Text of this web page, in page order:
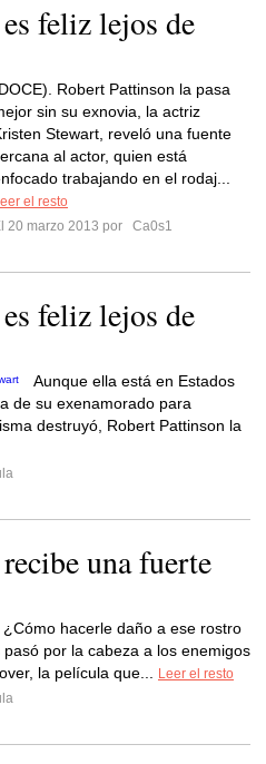
feliz lejos de
Robert Pattinson la pasa
sin su exnovia, la actriz
Stewart, reveló una fuente
al actor, quien está
trabajando en el rodaj...
el resto
20 marzo 2013 por
Ca0s1
feliz lejos de
Aunque ella está en Estados
de su exenamorado para
destruyó, Robert Pattinson la
una fuerte
¿Cómo hacerle daño a ese rostro
por la cabeza a los enemigos
la película que...
Leer el resto